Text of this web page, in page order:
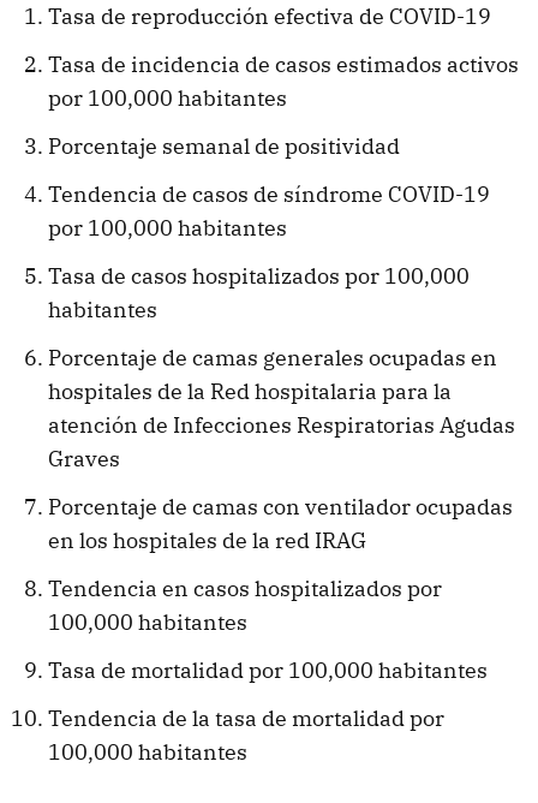
Tasa de reproducción efectiva de COVID-19
Tasa de incidencia de casos estimados activos
por 100,000 habitantes
Porcentaje semanal de positividad
Tendencia de casos de síndrome COVID-19
por 100,000 habitantes
Tasa de casos hospitalizados por 100,000
habitantes
Porcentaje de camas generales ocupadas en
hospitales de la Red hospitalaria para la
atención de Infecciones Respiratorias Agudas
Graves
Porcentaje de camas con ventilador ocupadas
en los hospitales de la red IRAG
Tendencia en casos hospitalizados por
100,000 habitantes
Tasa de mortalidad por 100,000 habitantes
Tendencia de la tasa de mortalidad por
100,000 habitantes